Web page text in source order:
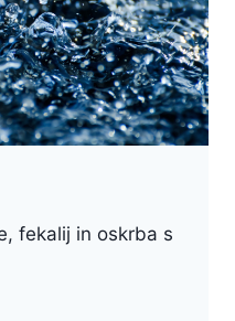
fekalij in oskrba s